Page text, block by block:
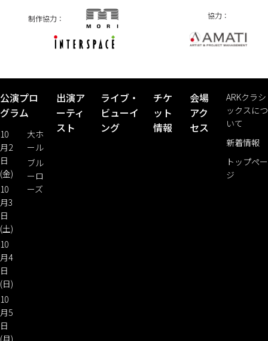
制作協力： 協力：
公演プロ
グラム
10
月2
日
(金)
10
月3
日
(土)
10
月4
日
(日)
10
月5
日
(月)
大ホ
ール
ブル
ーロ
ーズ
出演ア
ーティ
スト
ライブ・
ビューイ
ング
チケ
ット
情報
会場
アク
セス
ARKクラシ
ックスにつ
いて
新着情報
トップペー
ジ